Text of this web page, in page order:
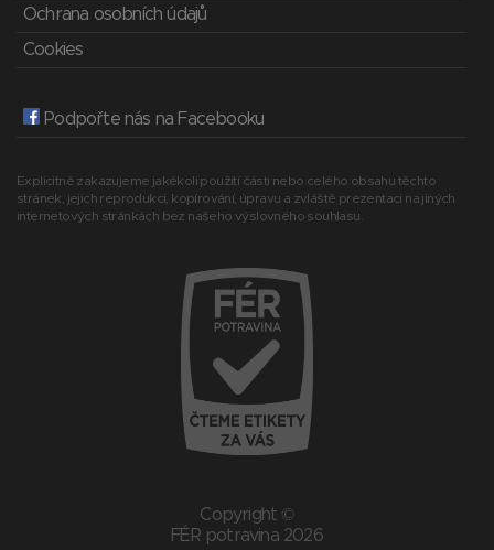
Ochrana osobních údajů
Cookies
Podpořte nás na Facebooku
Explicitně zakazujeme jakékoli použití části nebo celého obsahu těchto
stránek, jejich reprodukci, kopírování, úpravu a zvláště prezentaci na jiných
internetových stránkách bez našeho výslovného souhlasu.
Copyright ©
FÉR potravina 2026